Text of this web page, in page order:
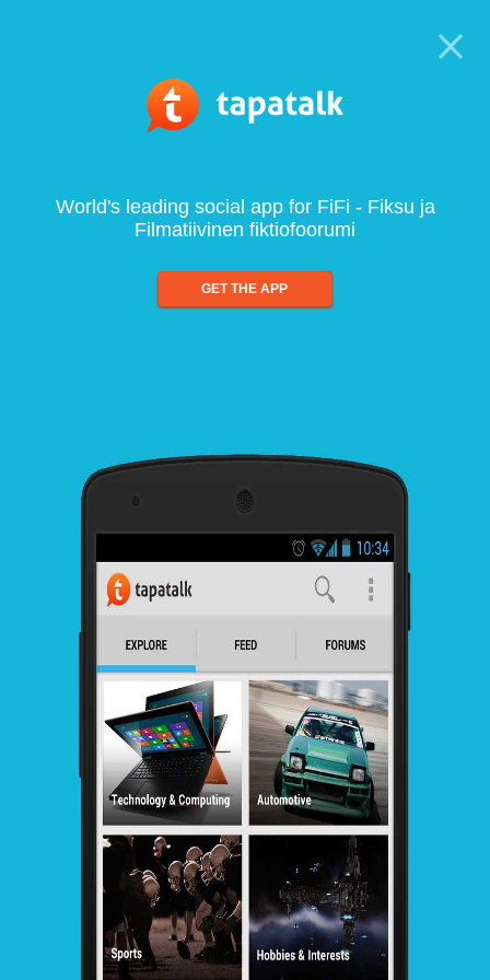
World's leading social app for FiFi - Fiksu ja
Filmatiivinen fiktiofoorumi
GET THE APP